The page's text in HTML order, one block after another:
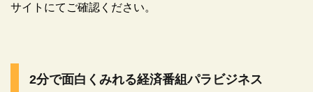
サイトにてご確認ください。
2分で面白くみれる経済番組パラビジネス